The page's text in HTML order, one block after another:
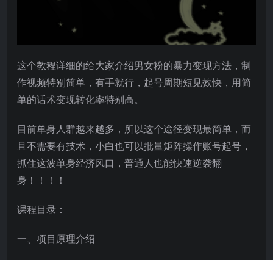
这个教程详细的给大家介绍男女粉的暴力变现方法，制
作视频特别简单，有手就行，起号周期短见效快，用简
单的话术变现转化率特别高。
目前单身人群越来越多，所以这个途径变现最简单，而
且不需要有技术，小白也可以批量矩阵操作账号起号，
抓住这波单身经济风口，普通人也能快速逆袭翻
身！！！！
课程目录：
一、项目原理介绍